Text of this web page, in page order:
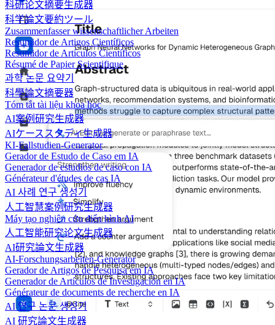
科研论文摘要生成器
科学論文要約ツール
Zusammenfasser wissenschaftlicher Arbeiten
Resumidor de Artigos Científicos
Resumidor de Artículos Científicos
Résumé de Papier Scientifique
과학 논문 요약기
科學論文摘要器
Tóm tắt tài liệu khoa học
AI案例研究生成器
AIケーススタディ生成器
KI-Fallstudien-Generator
Gerador de Estudo de Caso em IA
Generador de estudios de caso con IA
Générateur d'études de cas IA
AI 사례 연구 생성기
人工智慧案例研究生成器
Máy tạo nghiên cứu điển hình AI
人工智能研究论文生成器
AI研究論文生成器
AI-Forschungsarbeiten-Generator
Gerador de Artigos de Pesquisa em IA
Generador de Artículos de Investigación en IA
Générateur de documents de recherche en IA
AI 연구 논문 생성기
AI 研究論文生成器